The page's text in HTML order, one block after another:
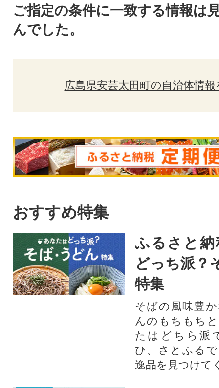
ご指定の条件に一致する情報は
んでした。
広島県安芸太田町の自治体情
おすすめ特集
ふるさと
どっち派？
特集
そばの風味豊
んのもちもち
たはどちら派
ひ、さとふる
逸品を見つけて